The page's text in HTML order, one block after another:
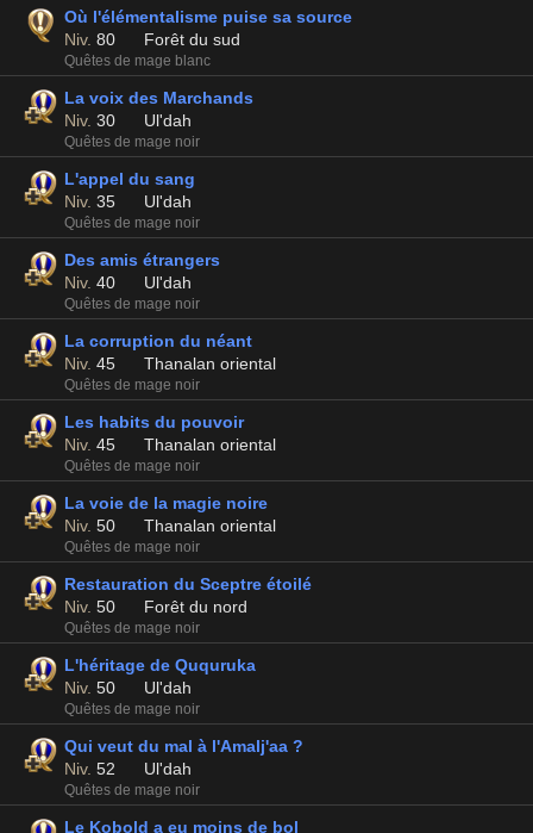
Où l'élémentalisme puise sa source
Niv. 80 Forêt du sud
Quêtes de mage blanc
La voix des Marchands
Niv. 30 Ul'dah
Quêtes de mage noir
L'appel du sang
Niv. 35 Ul'dah
Quêtes de mage noir
Des amis étrangers
Niv. 40 Ul'dah
Quêtes de mage noir
La corruption du néant
Niv. 45 Thanalan oriental
Quêtes de mage noir
Les habits du pouvoir
Niv. 45 Thanalan oriental
Quêtes de mage noir
La voie de la magie noire
Niv. 50 Thanalan oriental
Quêtes de mage noir
Restauration du Sceptre étoilé
Niv. 50 Forêt du nord
Quêtes de mage noir
L'héritage de Ququruka
Niv. 50 Ul'dah
Quêtes de mage noir
Qui veut du mal à l'Amalj'aa ?
Niv. 52 Ul'dah
Quêtes de mage noir
Le Kobold a eu moins de bol